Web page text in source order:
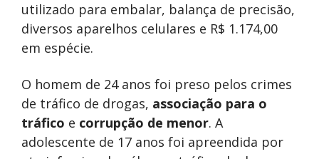
utilizado para embalar, balança de precisão,
diversos aparelhos celulares e R$ 1.174,00
em espécie.
O homem de 24 anos foi preso pelos crimes
de tráfico de drogas, associação para o
tráfico e corrupção de menor. A
adolescente de 17 anos foi apreendida por